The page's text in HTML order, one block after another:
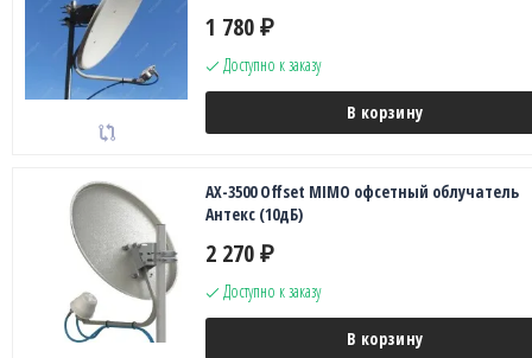
1 780 ₽
Доступно к заказу
В корзину
AX-3500 Offset MIMO офсетный облучатель
Антекс (10дБ)
2 270 ₽
Доступно к заказу
В корзину